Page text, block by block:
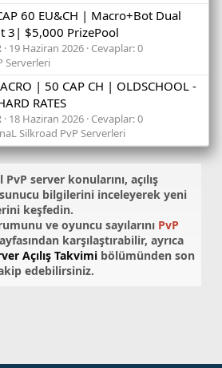
60 EU&CH | Macro+Bot Dual
3| $5,000 PrizePool
19 Haziran 2026 Cevaplar: 0
Serverleri
| 50 CAP CH | OLDSCHOOL -
RATES
18 Haziran 2026 Cevaplar: 0
Silkroad PvP Serverleri
PvP server konularını, açılış
bilgilerini inceleyerek yeni
keşfedin.
ve oyuncu sayılarını PvP
karşılaştırabilir, ayrıca
Açılış Takvimi bölümünden son
edebilirsiniz.